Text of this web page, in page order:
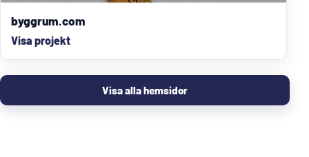
byggrum.com
Visa projekt
Visa alla hemsidor